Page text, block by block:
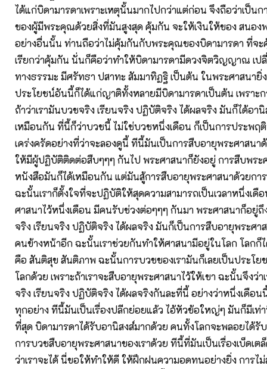
ได้แก่บิดามารดาเพราะเหตุนั้นมากไปกว่าแต่ก่อน จึงถือว่าเป็น
ของผู้มีพระคุณด้วยสิ่งที่มันสูงสุด คุ้มกัน จะให้เงินให้ของ สนอง
อย่างอื่นนั้น ท่านถือว่าไม่คุ้มกันกับพระคุณของบิดามารดา ที่จ
เรียกว่าคุ้มกัน นั่นก็คือว่าทำให้บิดามารดามีดวงจิตวิญญาณ เป
ทางธรรมะ มีศรัทธา ปสาทะ สัมมาทิฏฐิ เป็นต้น ในพระศาสนา
ประโยชน์อันนี้ก็ได้แก่ญาติทั้งหลายมีบิดามารดาเป็นต้น เพราะก
ถ้าว่าเรามันบวชจริง เรียนจริง ปฏิบัติจริง ได้ผลจริง มันก็ได้อา
เหมือนกัน ที่นี้ก็ว่าบวชนี้ ไม่ใช่บวชหนึ่งเดือน ก็เป็นการประพฤ
เคร่งครัดอย่างที่ว่าจะลองดูนี้ ทีนี้มันเป็นการสืบอายุพระศาสน
ให้มีผู้ปฏิบัติติดต่อสืบๆๆๆ กันไป พระศาสนาก็ยังอยู่ การสืบพระ
หนังสือมันก็ได้เหมือนกัน แต่มันสู้การสืบอายุพระศาสนาด้วยกา
ฉะนั้นเราก็ตั้งใจที่จะปฏิบัติให้สุดความสามารถเป็นเวลาหนึ่งเดื
ศาสนาไว้หนึ่งเดือน มีคนรับช่วงต่อๆๆๆ กันมา พระศาสนาก็อยู่
จริง เรียนจริง ปฏิบัติจริง ได้ผลจริง มันก็เป็นการสืบอายุพระศา
คนข้างหน้าอีก ฉะนั้นเราช่วยกันทำให้ศาสนามีอยู่ในโลก โลกก็
คือ สันติสุข สันติภาพ ฉะนั้นการบวชของเรามันก็เลยเป็นประโ
โลกด้วย เพราะถ้าเราจะสืบอายุพระศาสนาไว้ให้เขา ฉะนั้นจึงว่า
จริง เรียนจริง ปฏิบัติจริง ได้ผลจริงกันละที่นี้ อย่างว่าหนึ่งเดือน
ทุกอย่าง ทีนี้มันเป็นเรื่องปลีกย่อยแล้ว ไอ้หัวข้อใหญ่ๆ มันก็มีเท่า
ที่สุด บิดามารดาได้รับอานิสงส์มากด้วย คนทั้งโลกจะพลอยได้รั
การบวชสืบอายุพระศาสนาของเราด้วย ทีนี้ที่มันเป็นเรื่องเบ็ดเ
ว่าเราจะได้ นี่ขอให้ทำให้ดี ให้ฝึกฝนความอดทนอย่างยิ่ง การไ